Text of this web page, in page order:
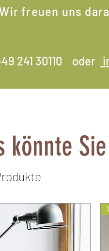
freuen uns
241 30110 oder
könnte